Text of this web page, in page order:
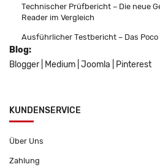
Technischer Prüfbericht – Die neue
Reader im Vergleich
Ausführlicher Testbericht – Das
Blog:
Blogger
Medium Joomla Pinterest
KUNDENSERVICE
Über Uns
Zahlung